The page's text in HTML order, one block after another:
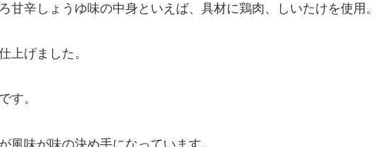
甘辛しょうゆ味の中身といえば、具材に鶏肉、しいたけを使用。
上げました。
す。
風味が味の決め手になっています。